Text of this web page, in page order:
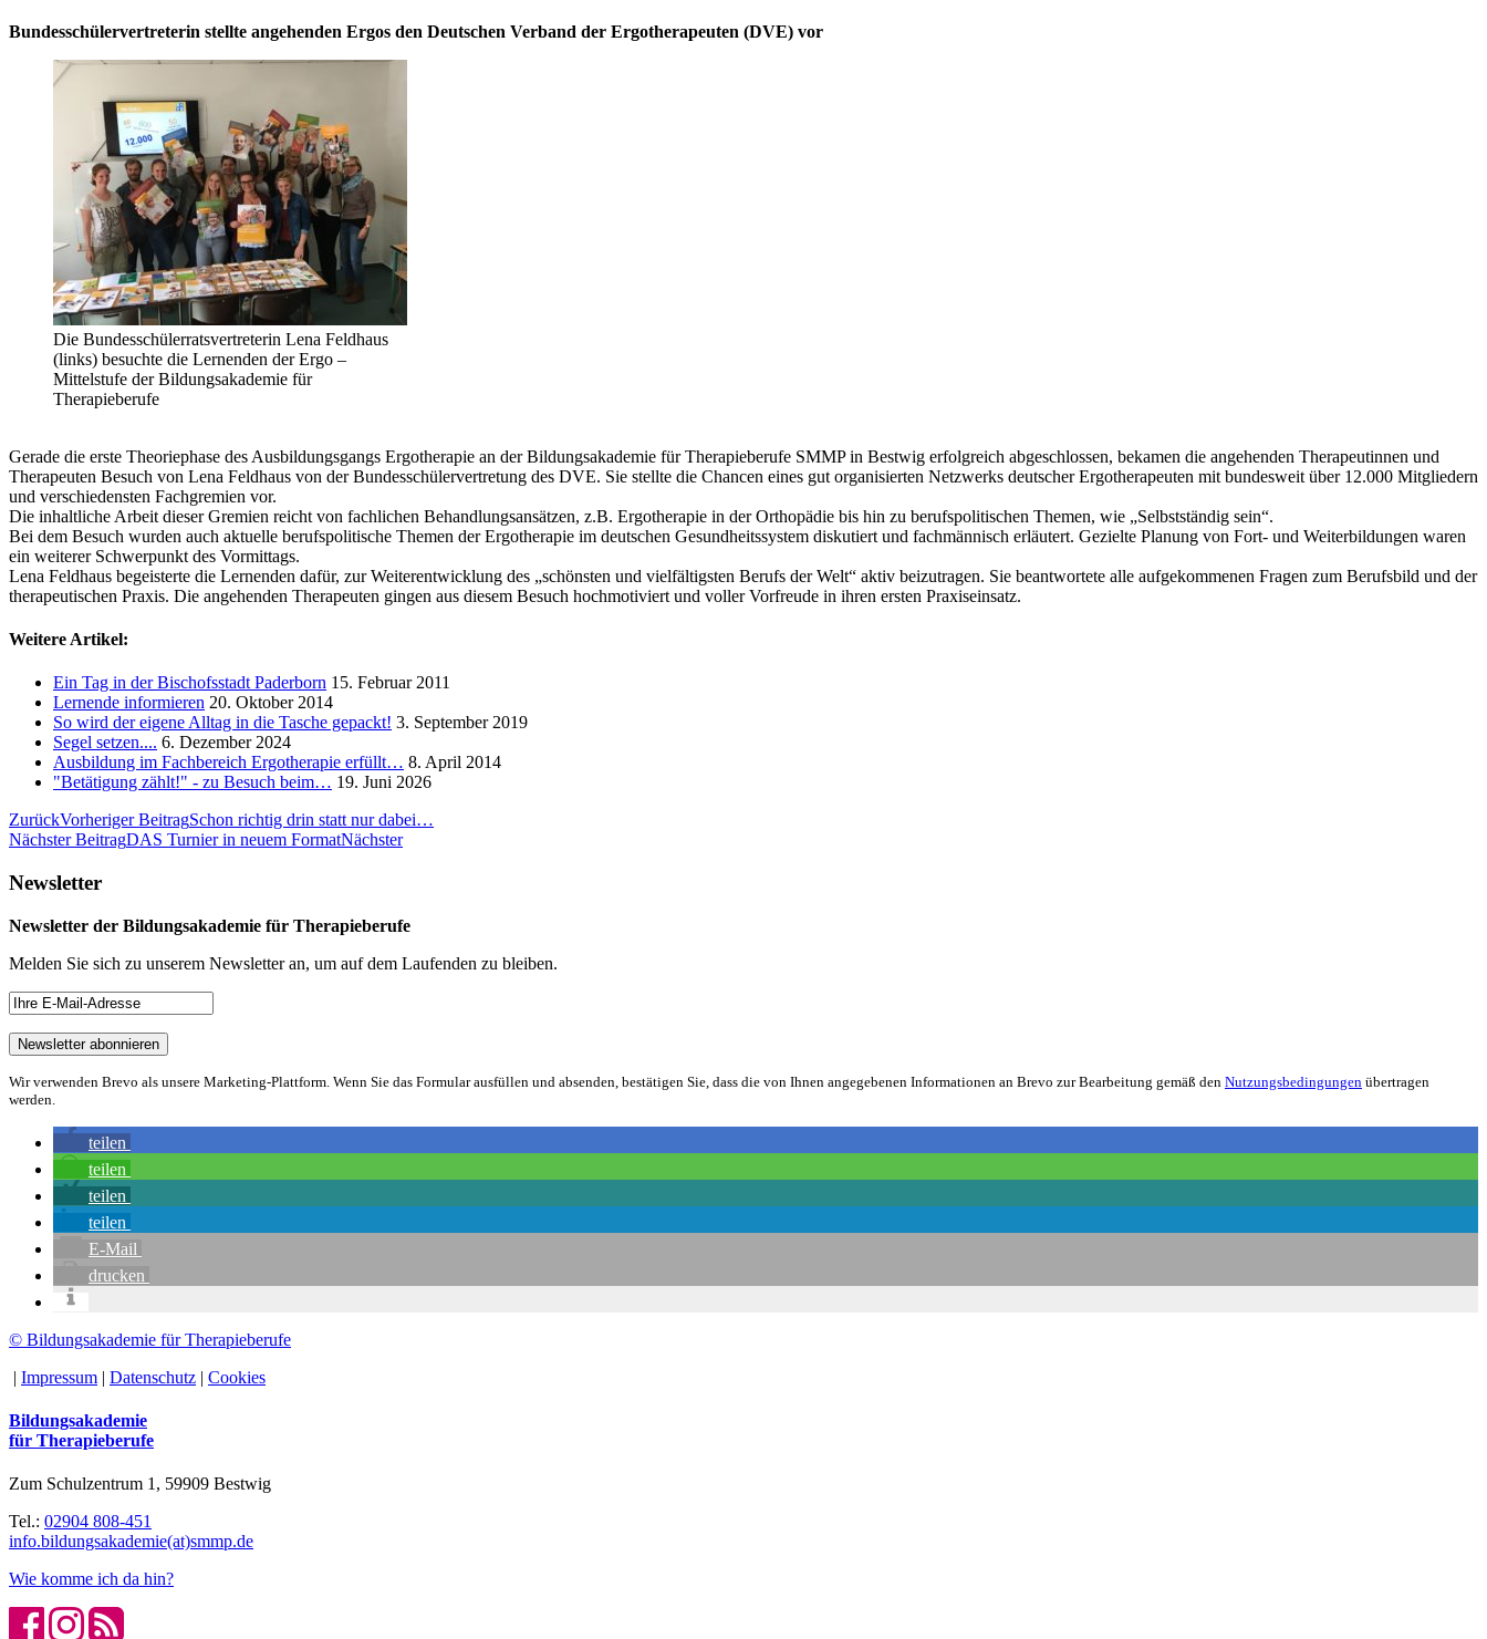
Bundesschülervertreterin stellte angehenden Ergos den Deutschen Verband der Ergotherapeuten (DVE) vor
Die Bundesschülerratsvertreterin Lena Feldhaus
(links) besuchte die Lernenden der Ergo –
Mittelstufe der Bildungsakademie für
Therapieberufe
Gerade die erste Theoriephase des Ausbildungsgangs Ergotherapie an der Bildungsakademie für Therapieberufe SMMP in Bestwig erfolgreich abgeschlossen, bekamen die angehenden Therapeutinnen und
Therapeuten Besuch von Lena Feldhaus von der Bundesschülervertretung des DVE. Sie stellte die Chancen eines gut organisierten Netzwerks deutscher Ergotherapeuten mit bundesweit über 12.000 Mitgliedern
und verschiedensten Fachgremien vor.
Die inhaltliche Arbeit dieser Gremien reicht von fachlichen Behandlungsansätzen, z.B. Ergotherapie in der Orthopädie bis hin zu berufspolitischen Themen, wie „Selbstständig sein“.
Bei dem Besuch wurden auch aktuelle berufspolitische Themen der Ergotherapie im deutschen Gesundheitssystem diskutiert und fachmännisch erläutert. Gezielte Planung von Fort- und Weiterbildungen waren
ein weiterer Schwerpunkt des Vormittags.
Lena Feldhaus begeisterte die Lernenden dafür, zur Weiterentwicklung des „schönsten und vielfältigsten Berufs der Welt“ aktiv beizutragen. Sie beantwortete alle aufgekommenen Fragen zum Berufsbild und der
therapeutischen Praxis. Die angehenden Therapeuten gingen aus diesem Besuch hochmotiviert und voller Vorfreude in ihren ersten Praxiseinsatz.
Weitere Artikel:
Ein Tag in der Bischofsstadt Paderborn 15. Februar 2011
Lernende informieren 20. Oktober 2014
So wird der eigene Alltag in die Tasche gepackt! 3. September 2019
Segel setzen.... 6. Dezember 2024
Ausbildung im Fachbereich Ergotherapie erfüllt… 8. April 2014
"Betätigung zählt!" - zu Besuch beim… 19. Juni 2026
ZurückVorheriger BeitragSchon richtig drin statt nur dabei…
Nächster BeitragDAS Turnier in neuem FormatNächster
Newsletter
Newsletter der Bildungsakademie für Therapieberufe
Melden Sie sich zu unserem Newsletter an, um auf dem Laufenden zu bleiben.
Wir verwenden Brevo als unsere Marketing-Plattform. Wenn Sie das Formular ausfüllen und absenden, bestätigen Sie, dass die von Ihnen angegebenen Informationen an Brevo zur Bearbeitung gemäß den Nutzungsbedingungen übertragen
werden.
teilen
teilen
teilen
teilen
E-Mail
drucken
© Bildungsakademie für Therapieberufe
| Impressum | Datenschutz | Cookies
Bildungsakademie
für Therapieberufe
Zum Schulzentrum 1, 59909 Bestwig
Tel.: 02904 808-451
info.bildungsakademie(at)smmp.de
Wie komme ich da hin?